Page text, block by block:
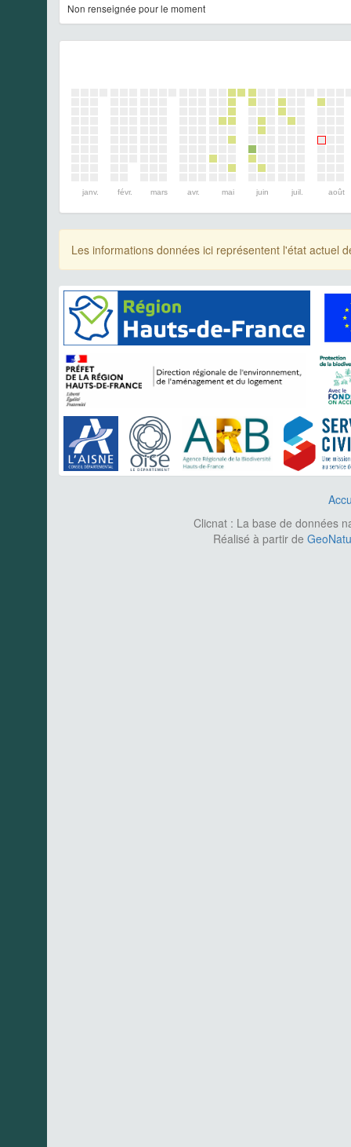
Non renseignée pour le moment
janv. févr. mars avr. mai juin juil. août
Les informations données ici représentent l'état actuel
Clicnat : La base de données
Réalisé à partir de